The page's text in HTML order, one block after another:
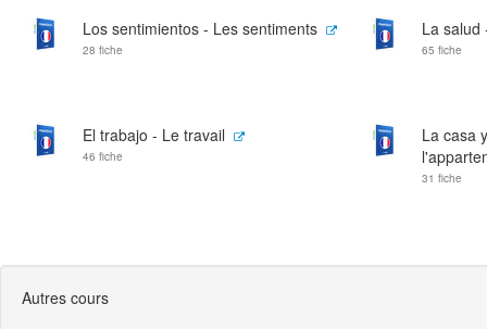
Los sentimientos - Les sentiments
28 fiche
La salud
65 fiche
El trabajo - Le travail
46 fiche
La casa
31 fiche
Autres cours